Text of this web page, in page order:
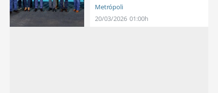
Metrópoli
20/03/2026 01:00h